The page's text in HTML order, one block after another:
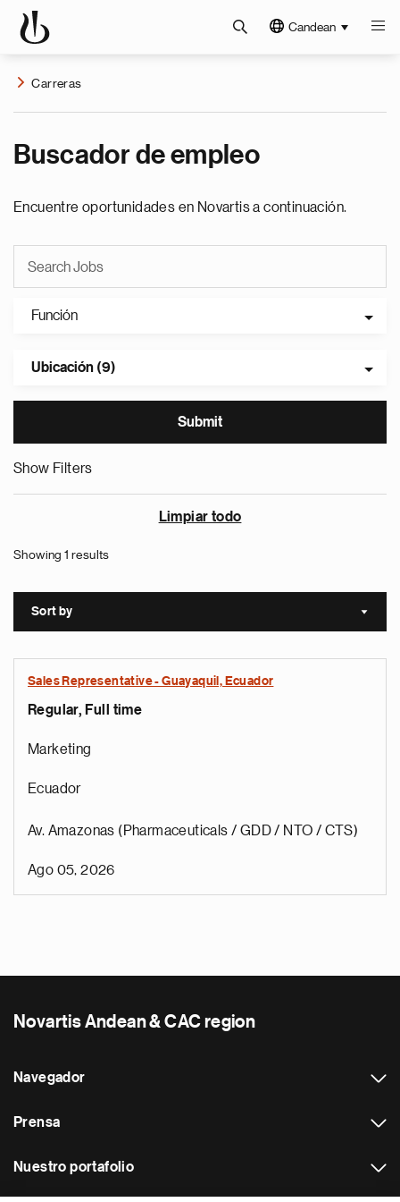
Candean
Carreras
Buscador de empleo
Encuentre oportunidades en Novartis a continuación.
Función
Ubicación (9)
Show Filters
Limpiar todo
Showing 1 results
Sort by Sort
Sales Representative - Guayaquil, Ecuador
Regular, Full time
Marketing
Ecuador
Av. Amazonas (Pharmaceuticals / GDD / NTO / CTS)
Ago 05, 2026
Novartis Andean & CAC region
Navegador
Prensa
Nuestro portafolio